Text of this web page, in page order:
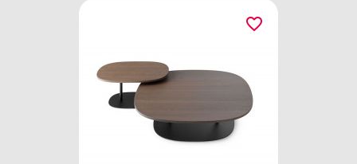
favorite_border